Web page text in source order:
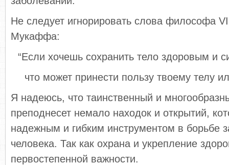
Не следует игнорировать слова философа
Мукаффа:
“Если хочешь сохранить тело здоровым и
что может принести пользу твоему телу
Я надеюсь, что таинственный и
преподнесет немало находок и открытий,
надежным и гибким инструментом в борьбе
человека. Так как охрана и укрепление
первостепенной важности.